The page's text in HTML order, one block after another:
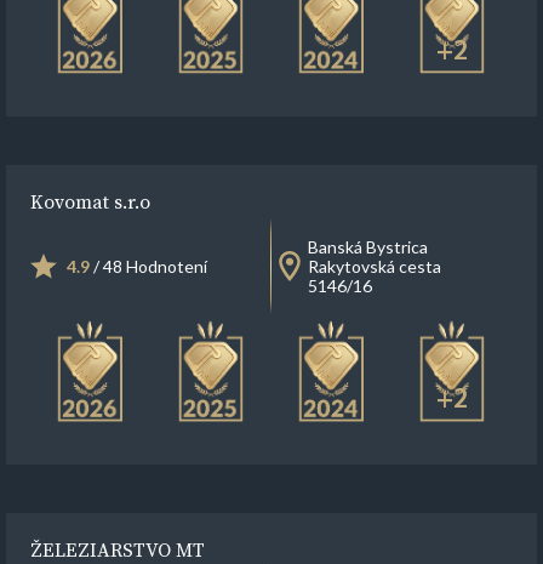
+2
Kovomat s.r.o
4.9/ 48 Hodnotení
Banská Bystrica
Rakytovská cesta
5146/16
+2
ŽELEZIARSTVO MT